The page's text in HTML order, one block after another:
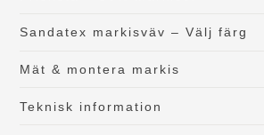
Sandatex markisväv – Välj färg
Mät & montera markis
Teknisk information